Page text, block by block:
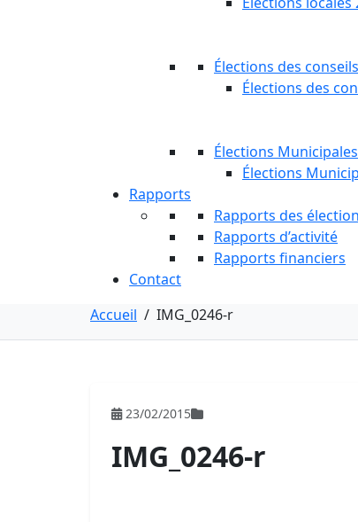
Élections des
Élections des
Élections Municipales
Élections
Rapports
Rapports des
Rapports d’activité
Rapports financiers
Contact
Accueil / IMG_0246-r
23/02/2015
IMG_0246-r